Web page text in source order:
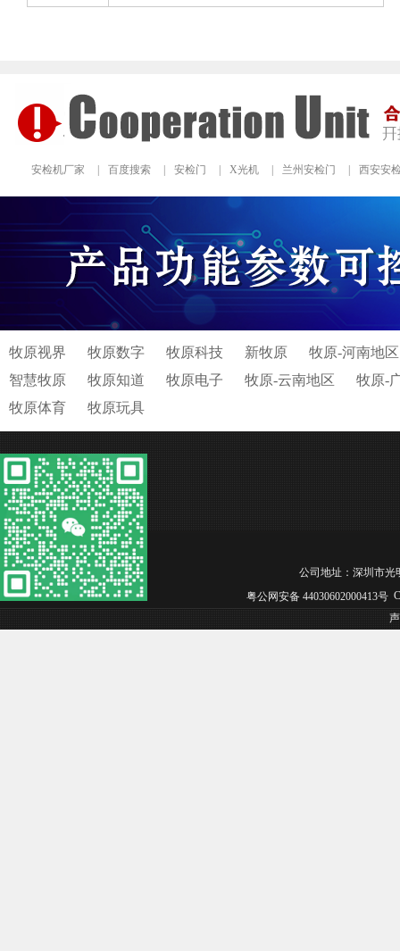
安检机厂家 百度搜索 安检门 X光机 兰州安检门 西安安
牧原视界 牧原数字 牧原科技 新牧原
牧原-河南地区
智慧牧原
牧原知道 牧原电子 牧原-云南地区
牧原-
牧原体育
牧原玩具
公司地址：深圳市光
粤公网安备 44030602000413号